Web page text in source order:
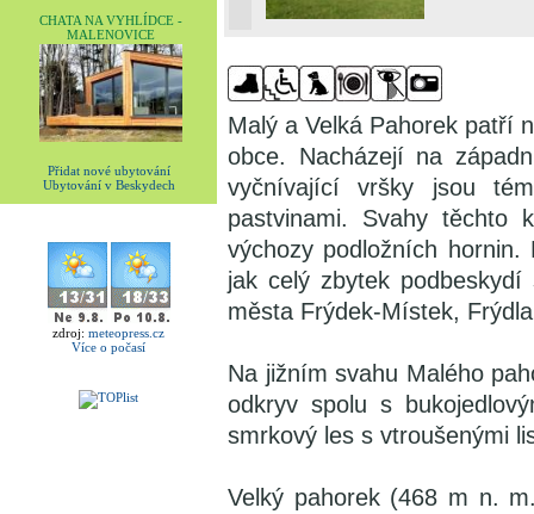
CHATA NA VYHLÍDCE -
MALENOVICE
Přidat nové ubytování
Ubytování v Beskydech
zdroj: meteopress.cz
Více o počasí
Malý a Velká Pahorek patří
obce. Nacházejí na
vyčnívající vršky jsou
pastvinami. Svahy těchto
výchozy podložních
jak celý zbytek
města Frýdek-Místek,
Na jižním svahu Malého
odkryv spolu s
smrkový les s vtroušenými
Velký pahorek (468 m n.